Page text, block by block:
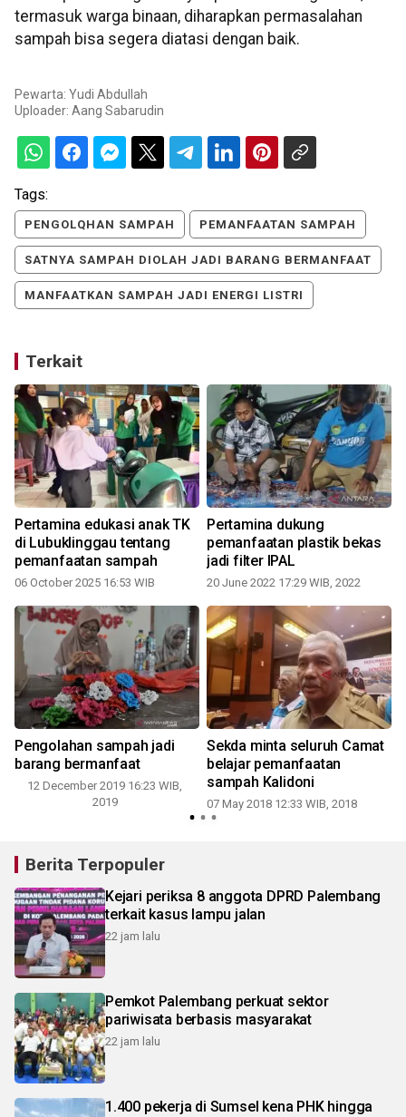
termasuk warga binaan, diharapkan permasalahan
sampah bisa segera diatasi dengan baik.
Pewarta: Yudi Abdullah
Uploader: Aang Sabarudin
Tags:
PENGOLQHAN SAMPAH PEMANFAATAN SAMPAH
SATNYA SAMPAH DIOLAH JADI BARANG BERMANFAAT
MANFAATKAN SAMPAH JADI ENERGI LISTRI
Terkait
Pertamina edukasi anak TK
di Lubuklinggau tentang
pemanfaatan sampah
06 October 2025 16:53 WIB
Pertamina dukung
pemanfaatan plastik bekas
jadi filter IPAL
20 June 2022 17:29 WIB, 2022
Pengolahan sampah jadi
barang bermanfaat
12 December 2019 16:23 WIB,
2019
Sekda minta seluruh Camat
belajar pemanfaatan
sampah Kalidoni
07 May 2018 12:33 WIB, 2018
Berita Terpopuler
Kejari periksa 8 anggota DPRD Palembang
terkait kasus lampu jalan
22 jam lalu
Pemkot Palembang perkuat sektor
pariwisata berbasis masyarakat
22 jam lalu
1.400 pekerja di Sumsel kena PHK hingga